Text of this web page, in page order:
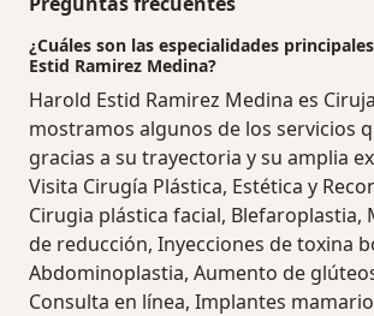
¿Cuáles son las especialidades
Estid Ramirez Medina?
Harold Estid Ramirez Medina es
mostramos algunos de los servicios
gracias a su trayectoria y su amplia
Visita Cirugía Plástica, Estética y
Cirugia plástica facial, Blefaroplastia,
de reducción, Inyecciones de toxina
Abdominoplastia, Aumento de
Consulta en línea, Implantes